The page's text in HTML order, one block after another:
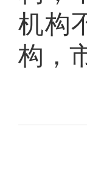
机构
构，